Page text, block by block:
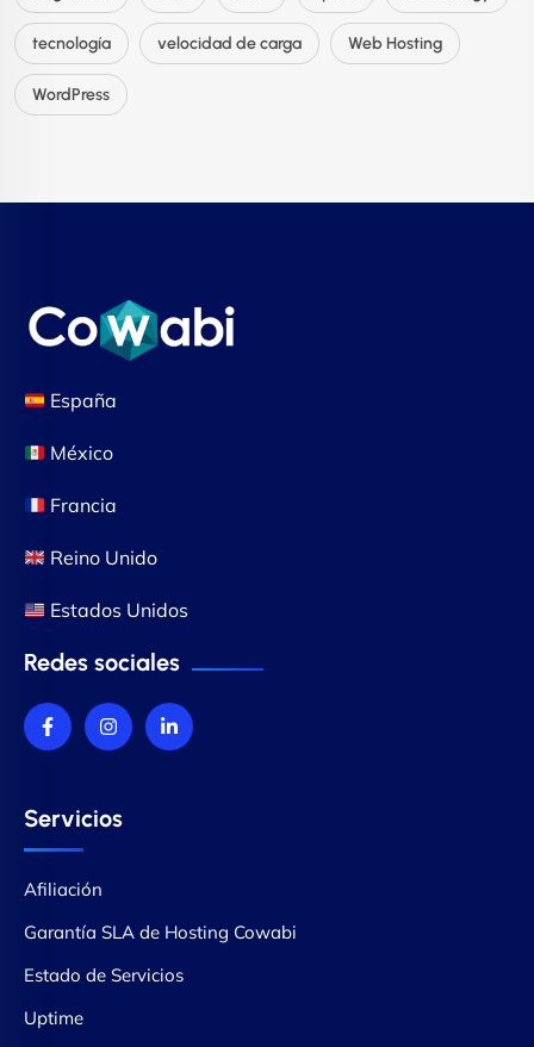
tecnología velocidad de carga Web Hosting
WordPress
España
México
Francia
Reino Unido
Estados Unidos
Redes sociales
Servicios
Afiliación
Garantía SLA de Hosting Cowabi
Estado de Servicios
Uptime